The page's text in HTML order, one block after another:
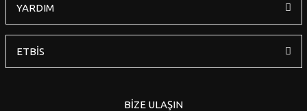
YARDIM
ETBİS
BİZE ULAŞIN